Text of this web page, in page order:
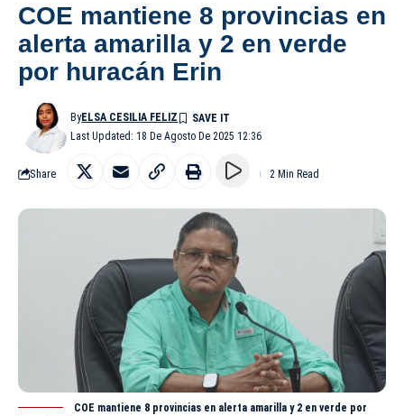
COE mantiene 8 provincias en
alerta amarilla y 2 en verde
por huracán Erin
Last Updated: 18 De Agosto De 2025 12:36
ByELSA CESILIA FELIZ
Share 2 Min Read
COE mantiene 8 provincias en alerta amarilla y 2 en verde por